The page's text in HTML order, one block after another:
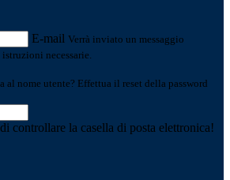
E-mail Verrà inviato un messaggio
necessarie.
al nome utente? Effettua il reset della password
controllare la casella di posta elettronica!